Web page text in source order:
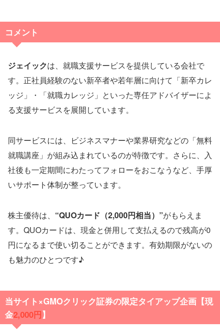
コメント
ジェイックは、就職支援サービスを提供している会社で
す。正社員経験のない新卒者や若年層に向けて「新卒カレ
ッジ」・「就職カレッジ」といった専任アドバイザーによ
る支援サービスを展開しています。
同サービスには、ビジネスマナーや業界研究などの「無料
就職講座」が組み込まれているのが特徴です。さらに、入
社後も一定期間にわたってフォローをおこなうなど、手厚
いサポート体制が整っています。
株主優待は、 “QUOカード（2,000円相当）”がもらえま
す。QUOカードは、現金と併用して支払えるので残高が0
円になるまで使い切ることができます。有効期限がないの
も魅力のひとつです♪
当サイト×GMOクリック証券の限定タイアップ企画【現
金2,000円】